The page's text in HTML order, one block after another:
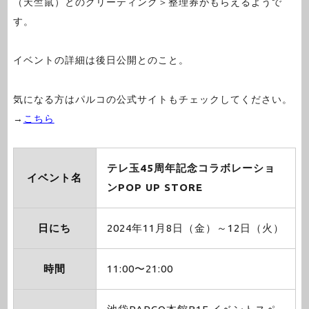
す。
イベントの詳細は後日公開とのこと。
気になる方はパルコの公式サイトもチェックしてください。
→ こちら
イベント名
テレ玉45周年記念コラボレーショ
ンPOP UP STORE
日にち 2024年11月8日（金）～12日（火）
時間 11:00〜21:00